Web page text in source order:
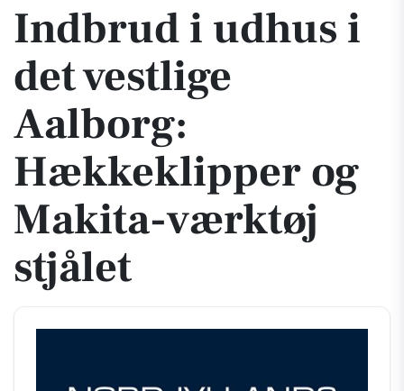
Indbrud i udhus i
det vestlige
Aalborg:
Hækkeklipper og
Makita-værktøj
stjålet